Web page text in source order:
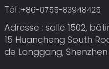
Tél :+86-0755-83948425
Adresse : salle 1502,
15 Huancheng South
de Longgang, Shenzhen